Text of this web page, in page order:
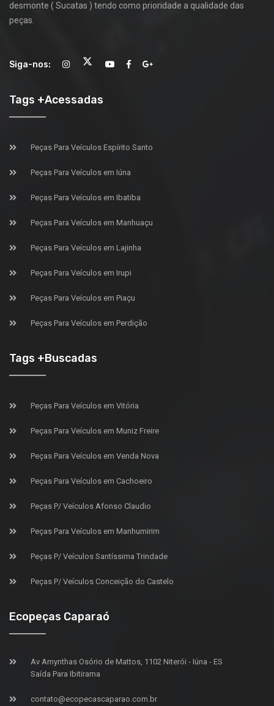
desmonte ( Sucatas ) tendo como prioridade a qualidade das
peças.
Siga-nos:
Tags +Acessadas
Peças Para Veículos Espírito Santo
Peças Para Veículos em Iúna
Peças Para Veículos em Ibatiba
Peças Para Veículos em Manhuaçu
Peças Para Veículos em Lajinha
Peças Para Veículos em Irupi
Peças Para Veículos em Piaçu
Peças Para Veículos em Perdição
Tags +Buscadas
Peças Para Veículos em Vitória
Peças Para Veículos em Muniz Freire
Peças Para Veículos em Venda Nova
Peças Para Veículos em Cachoeiro
Peças P/ Veículos Afonso Claudio
Peças Para Veículos em Manhumirim
Peças P/ Veículos Santíssima Trindade
Peças P/ Veículos Conceição do Castelo
Ecopeças Caparaó
Av Amynthas Osório de Mattos, 1102 Niterói - Iúna - ES
Saída Para Ibitirama
contato@ecopecascaparao.com.br